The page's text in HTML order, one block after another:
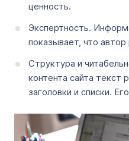
ценность.
Экспертность.
показывает, что
Структура и
контента сайта текст
заголовки и списки.